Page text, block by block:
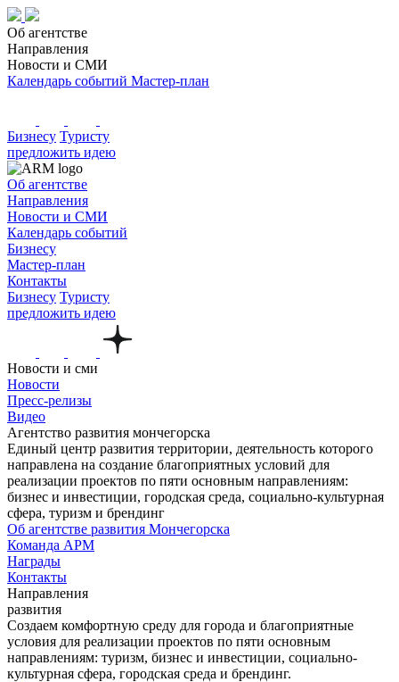
Об агентстве
Направления
Новости и СМИ
Календарь событий Мастер-план
Бизнесу Туристу
предложить идею
Об агентстве
Направления
Новости и СМИ
Календарь событий
Бизнесу
Мастер-план
Контакты
Бизнесу Туристу
предложить идею
Новости и сми
Новости
Пресс-релизы
Видео
Агентство развития мончегорска
Единый центр развития территории, деятельность которого
направлена на создание благоприятных условий для
реализации проектов по пяти основным направлениям:
бизнес и инвестиции, городская среда, социально-культурная
сфера, туризм и брендинг
Об агентстве развития Мончегорска
Команда АРМ
Награды
Контакты
Направления
развития
Создаем комфортную среду для города и благоприятные
условия для реализации проектов по пяти основным
направлениям: туризм, бизнес и инвестиции, социально-
культурная сфера, городская среда и брендинг.